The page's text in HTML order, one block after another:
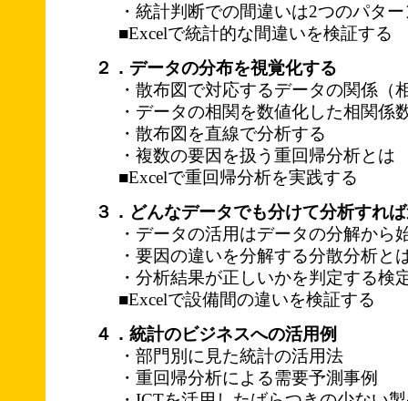
・統計判断での間違いは2つのパタ
■Excelで統計的な間違いを検証する
２．データの分布を視覚化する
・散布図で対応するデータの関係（
・データの相関を数値化した相関係
・散布図を直線で分析する
・複数の要因を扱う重回帰分析とは
■Excelで重回帰分析を実践する
３．どんなデータでも分けて分析すれ
・データの活用はデータの分解から
・要因の違いを分解する分散分析と
・分析結果が正しいかを判定する検
■Excelで設備間の違いを検証する
４．統計のビジネスへの活用例
・部門別に見た統計の活用法
・重回帰分析による需要予測事例